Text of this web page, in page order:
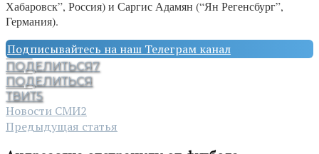
Хабаровск”, Россия) и Саргис Адамян (“Ян Регенсбург”,
Германия).
Подписывайтесь на наш Телеграм канал
ПОДЕЛИТЬСЯ7
ПОДЕЛИТЬСЯ
ТВИТ5
Новости СМИ2
Предыдущая статья